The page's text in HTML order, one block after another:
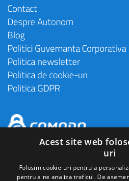
Contact
Despre Autonom
Blog
Politici Guvernanta Corporativa
Politica newsletter
Politica de cookie-uri
Politica GDPR
Acest site web
uri
Folosim cookie-uri pentru a
pentru a ne analiza traficul. De